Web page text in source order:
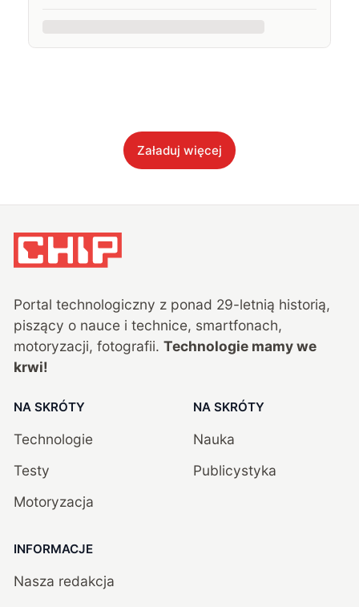
Załaduj więcej
Portal technologiczny z ponad 29-letnią historią,
piszący o nauce i technice, smartfonach,
motoryzacji, fotografii. Technologie mamy we
krwi!
NA SKRÓTY
Technologie
Testy
Motoryzacja
NA SKRÓTY
Nauka
Publicystyka
INFORMACJE
Nasza redakcja